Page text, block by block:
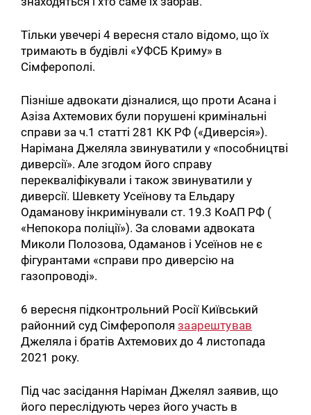
Тільки увечері 4 вересня стало відомо, що їх
тримають в будівлі «УФСБ Криму» в
Сімферополі.
Пізніше адвокати дізналися, що проти Асана і
Азіза Ахтемових були порушені кримінальні
справи за ч.1 статті 281 КК РФ («Диверсія»).
Нарімана Джеляла звинуватили у «пособництві
диверсії». Але згодом його справу
перекваліфікували і також звинуватили у
диверсії. Шевкету Усеїнову та Ельдару
Одаманову інкримінували ст. 19.3 КоАП РФ (
«Непокора поліції»). За словами адвоката
Миколи Полозова, Одаманов і Усеїнов не є
фігурантами «справи про диверсію на
газопроводі».
6 вересня підконтрольний Росії Київський
районний суд Сімферополязаарештував
Джеляла і братів Ахтемових до 4 листопада
2021 року.
Під час засідання Наріман Джелял заявив, що
його переслідують через його участь в